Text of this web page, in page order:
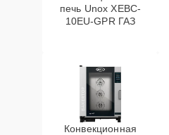
печь Unox XEBC-
10EU-GPR ГАЗ
Конвекционная